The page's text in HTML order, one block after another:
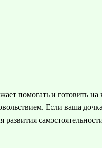
помогать и готовить
Если ваша
самостоятельности